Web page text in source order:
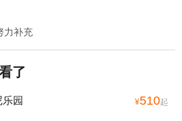
力补充
了
乐园 ¥510起